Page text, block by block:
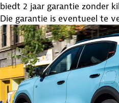
biedt 2 jaar garantie zonder
Die garantie is eventueel te